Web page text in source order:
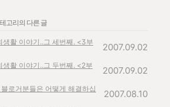
고리의 다른 글
활 이야기..그 세번째. <3부
2007.09.02
활 이야기..그 두번째. <2부
2007.09.02
로거분들은 어떻게 해결하십
2007.08.10